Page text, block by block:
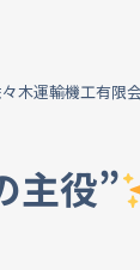
木運輸機工有限
主役”